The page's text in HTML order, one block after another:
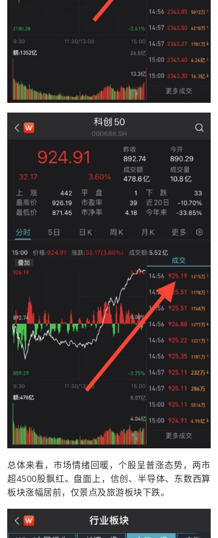
总体来看，市场情绪回暖，个股呈普涨态势，两市
超4500股飘红。盘面上，信创、半导体、东数西算
板块涨幅居前，仅景点及旅游板块下跌。